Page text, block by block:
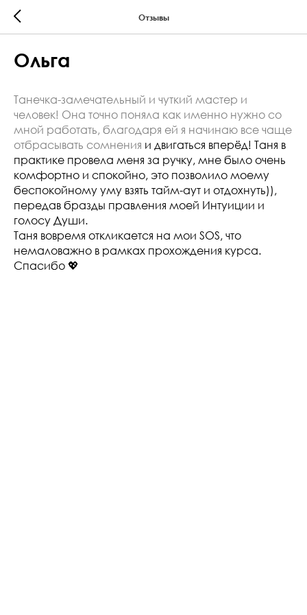
Отзывы
Ольга
Танечка-замечательный и чуткий мастер и
человек! Она точно поняла как именно нужно со
мной работать, благодаря ей я начинаю все чаще
отбрасывать сомнения и двигаться вперёд! Таня в
практике провела меня за ручку, мне было очень
комфортно и спокойно, это позволило моему
беспокойному уму взять тайм-аут и отдохнуть)),
передав бразды правления моей Интуиции и
голосу Души.
Таня вовремя откликается на мои SOS, что
немаловажно в рамках прохождения курса.
Спасибо 💖